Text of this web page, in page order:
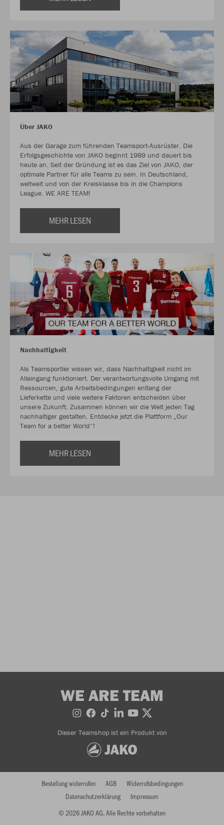
Über JAKO
Aus der Garage zum führenden Teamsport-Ausrüster. Die
Erfolgsgeschichte von JAKO beginnt 1989 und dauert bis
heute an. Seit der Gründung ist es das Ziel von JAKO, der
optimale Partner für alle Teams zu sein. In Deutschland,
weltweit und von der Kreisklasse bis in die Champions
League. WE ARE TEAM!
MEHR LESEN
Nachhaltigkeit
Als Teamsportler wissen wir, dass Nachhaltigkeit nicht im
Alleingang funktioniert. Der verantwortungsvolle Umgang mit
Ressourcen, gute Arbeitsbedingungen entlang der
Lieferkette und viele weitere Faktoren entscheiden über
unsere Zukunft. Zusammen können wir die Welt jeden Tag
nachhaltiger gestalten. Entdecke jetzt die Plattform „Our
Team for a better World“!
MEHR LESEN
WE ARE TEAM
Dieser Teamshop ist ein Produkt von
© 2026 JAKO AG, Alle Rechte vorbehalten
Bestellung widerrufen AGB
Widerrufsbedingungen
Datenschutzerklärung
Impressum